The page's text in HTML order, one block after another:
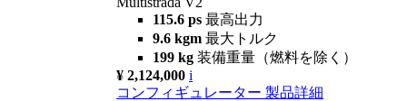
115.6 ps 最高出力
9.6 kgm 最大トルク
199 kg 装備重量（燃料を除く）
¥ 2,124,000 i
コンフィギュレーター 製品詳細